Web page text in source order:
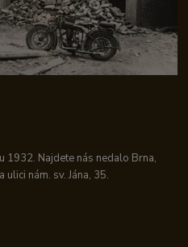
1932. Najdete nás nedalo Brna,
ulici nám. sv. Jána, 35.